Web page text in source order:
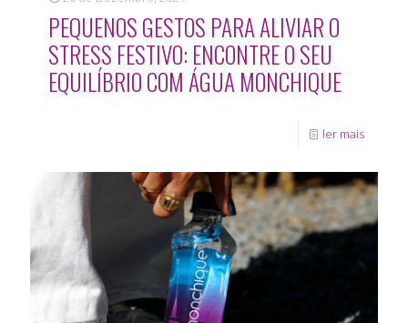
PEQUENOS GESTOS PARA ALIVIAR O
STRESS FESTIVO: ENCONTRE O SEU
EQUILÍBRIO COM ÁGUA MONCHIQUE
ler mais